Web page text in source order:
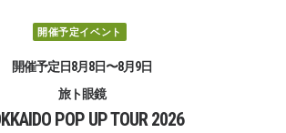
開催予定イベント
開催予定日8月8日〜8月9日
旅ト眼鏡
POP UP TOUR 2026